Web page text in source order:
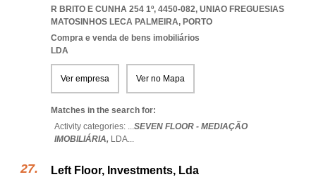
R BRITO E CUNHA 254 1º, 4450-082, UNIAO FREGUESIAS
MATOSINHOS LECA PALMEIRA, PORTO
Compra e venda de bens imobiliários
LDA
Ver empresa Ver no Mapa
Matches in the search for:
Activity categories: ...SEVEN FLOOR - MEDIAÇÃO
IMOBILIÁRIA, LDA...
Left Floor, Investments, Lda